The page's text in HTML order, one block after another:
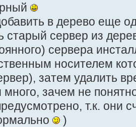
в дерево еще
старый сервер из
сервера
носителем
затем удалить
много, зачем не
т.к. они
)